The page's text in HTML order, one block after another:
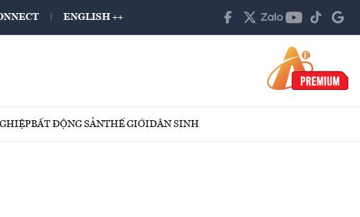
ENGLISH ++
BẤT ĐỘNG SẢNTHẾ GIỚIDÂN SINH